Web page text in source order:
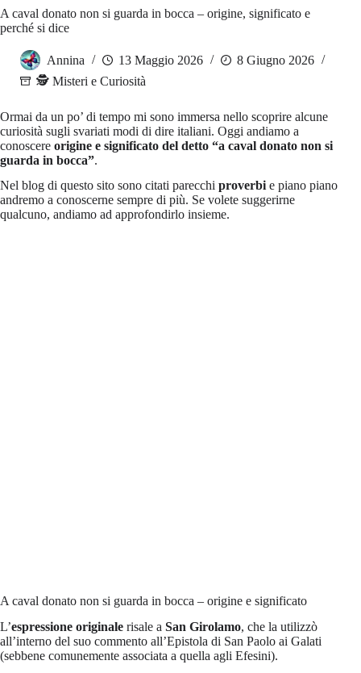
A caval donato non si guarda in bocca – origine, significato e
perché si dice
Annina 13 Maggio 2026
8 Giugno 2026
🕵️ Misteri e Curiosità
Ormai da un po’ di tempo mi sono immersa nello scoprire alcune
curiosità sugli svariati modi di dire italiani. Oggi andiamo a
conoscere origine e significato del detto “a caval donato non si
guarda in bocca”.
Nel blog di questo sito sono citati parecchi proverbi e piano piano
andremo a conoscerne sempre di più. Se volete suggerirne
qualcuno, andiamo ad approfondirlo insieme.
A caval donato non si guarda in bocca – origine e significato
L’espressione originale risale a San Girolamo, che la utilizzò
all’interno del suo commento all’Epistola di San Paolo ai Galati
(sebbene comunemente associata a quella agli Efesini).